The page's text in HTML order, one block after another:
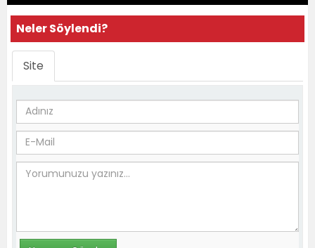
Neler Söylendi?
Site